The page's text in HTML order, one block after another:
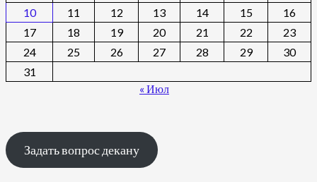
10
11 12 13 14 15
16
17
18 19 20 21 22
23
24
25 26 27 28 29
30
31
« Июл
Задать вопрос декану